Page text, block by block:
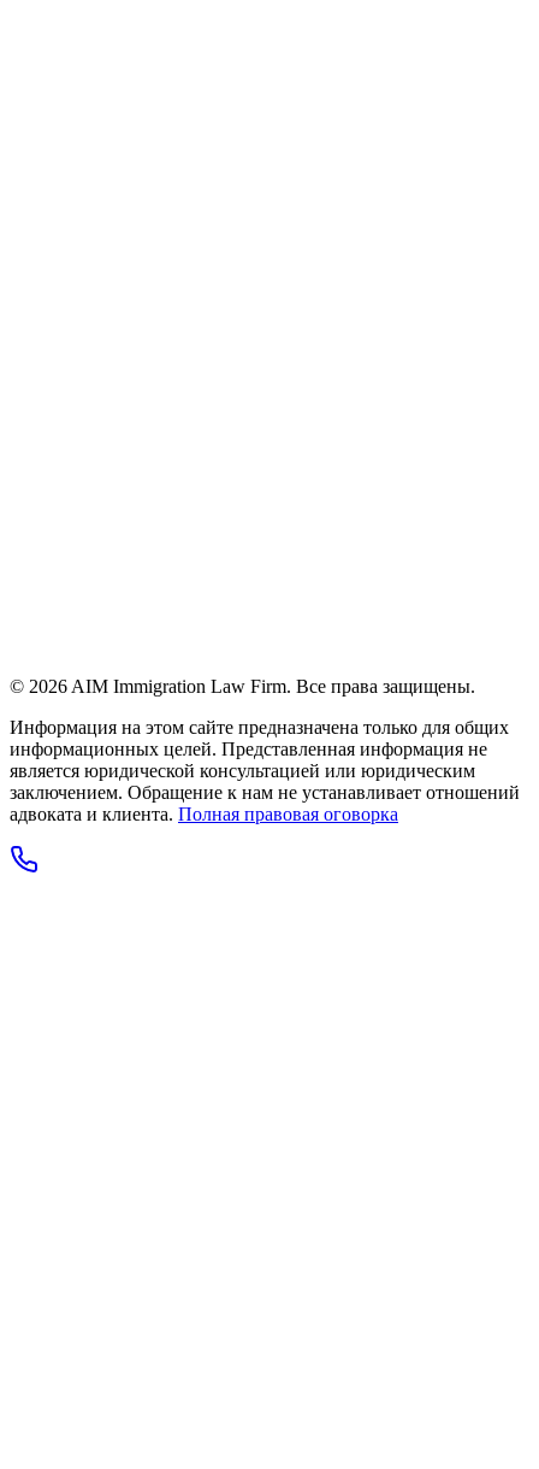
© 2026 AIM Immigration Law Firm. Все права защищены.
Информация на этом сайте предназначена только для общих
информационных целей. Представленная информация не
является юридической консультацией или юридическим
заключением. Обращение к нам не устанавливает отношений
адвоката и клиента. Полная правовая оговорка